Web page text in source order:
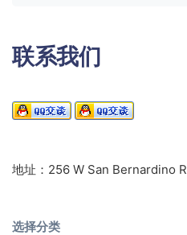
联系我们
地址：256 W San Bernardino
选择分类